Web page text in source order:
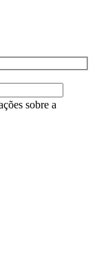
sobre a